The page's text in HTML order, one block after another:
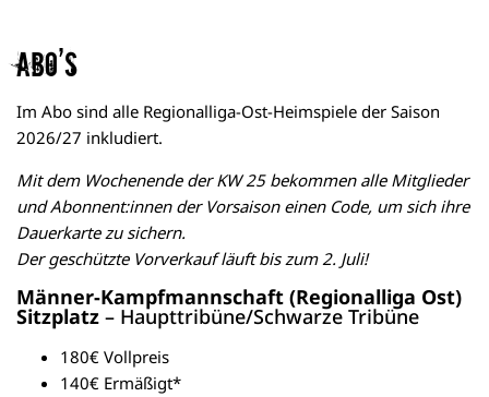
Abo’s
Im Abo sind alle Regionalliga-Ost-Heimspiele der Saison
2026/27 inkludiert.
Mit dem Wochenende der KW 25 bekommen alle Mitglieder
und Abonnent:innen der Vorsaison einen Code, um sich ihre
Dauerkarte zu sichern.
Der geschützte Vorverkauf läuft bis zum 2. Juli!
Männer-Kampfmannschaft (Regionalliga Ost)
Sitzplatz – Haupttribüne/Schwarze Tribüne
180€ Vollpreis
140€ Ermäßigt*